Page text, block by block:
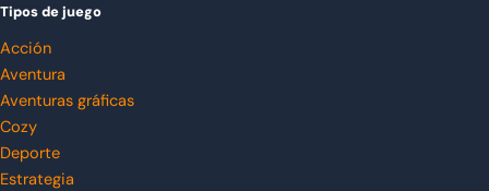
Tipos de juego
Acción
Aventura
Aventuras gráficas
Cozy
Deporte
Estrategia